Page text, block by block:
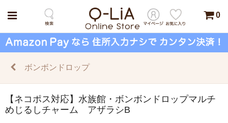
0
ボンボンドロップ
【ネコポス対応】水族館・ボンボンドロップマルチ
めじるしチャーム アザラシB